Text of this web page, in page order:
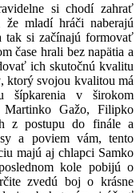
si chodí zahrať
mladí hráči naberajú
tak si začínajú formovať
čase hrali bez napätia a
ich skutočnú kvalitu
ktorý svojou kvalitou má
šípkarenia v širokom
Martinko Gažo, Filipko
z postupu do finále a
a poviem vám, tento
majú aj chlapci Samko
kole pobijú o
zvedú boj o krásne